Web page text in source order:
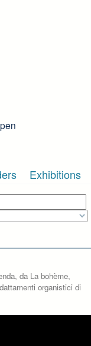
Exhibitions
da La bohème,
organistici di